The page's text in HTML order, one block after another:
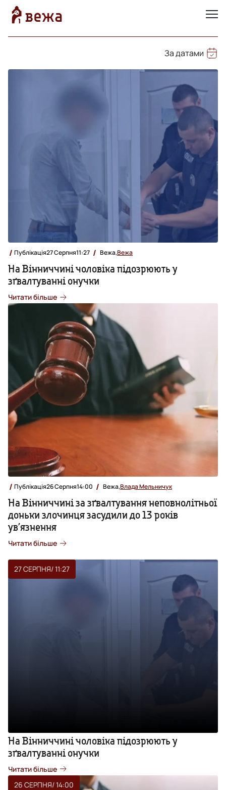
За датами
Публікація27 Серпня11:27 Вежа,Вежа
На Вінниччині чоловіка підозрюють у
зґвалтуванні онучки
Читати більше
Публікація26 Серпня14:00 Вежа,Влада Мельничук
На Вінниччині за зґвалтування неповнолітньої
доньки злочинця засудили до 13 років
ув’язнення
Читати більше
27 СЕРПНЯ/ 11:27
На Вінниччині чоловіка підозрюють у
зґвалтуванні онучки
Читати більше
26 СЕРПНЯ/ 14:00